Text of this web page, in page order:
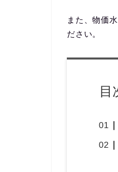
また、物価
ださい。
目